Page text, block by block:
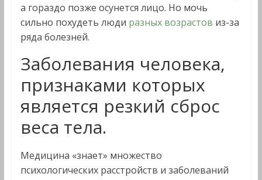
а гораздо позже осунется лицо. Но мочь
сильно похудеть люди разных возрастов из-за
ряда болезней.
Заболевания человека,
признаками которых
является резкий сброс
веса тела.
Медицина «знает» множество
психологических расстройств и заболеваний